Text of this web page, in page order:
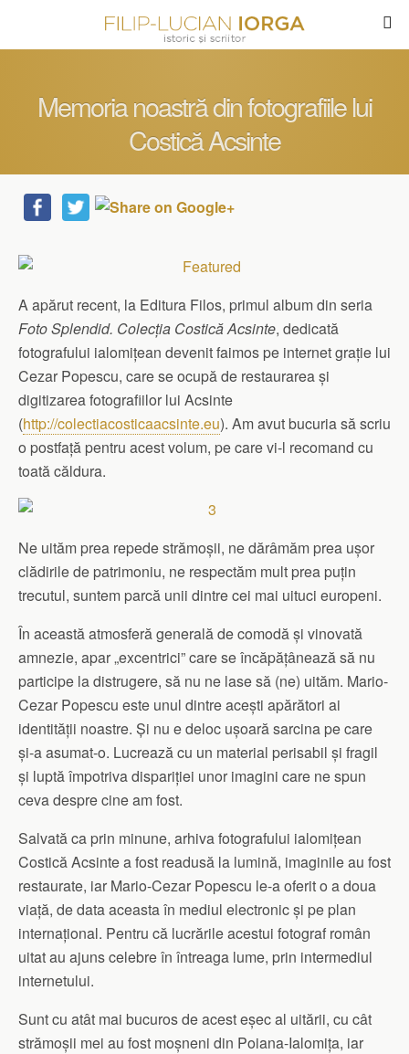
Memoria noastră din fotografiile lui
Costică Acsinte
A apărut recent, la Editura Filos, primul album din seria
Foto Splendid. Colecţia Costică Acsinte, dedicată
fotografului ialomiţean devenit faimos pe internet graţie lui
Cezar Popescu, care se ocupă de restaurarea şi
digitizarea fotografiilor lui Acsinte
(http://colectiacosticaacsinte.eu). Am avut bucuria să scriu
o postfaţă pentru acest volum, pe care vi-l recomand cu
toată căldura.
Ne uităm prea repede strămoşii, ne dărâmăm prea uşor
clădirile de patrimoniu, ne respectăm mult prea puţin
trecutul, suntem parcă unii dintre cei mai uituci europeni.
În această atmosferă generală de comodă şi vinovată
amnezie, apar „excentrici” care se încăpăţânează să nu
participe la distrugere, să nu ne lase să (ne) uităm. Mario-
Cezar Popescu este unul dintre aceşti apărători ai
identităţii noastre. Şi nu e deloc uşoară sarcina pe care
şi-a asumat-o. Lucrează cu un material perisabil şi fragil
şi luptă împotriva dispariţiei unor imagini care ne spun
ceva despre cine am fost.
Salvată ca prin minune, arhiva fotografului ialomiţean
Costică Acsinte a fost readusă la lumină, imaginile au fost
restaurate, iar Mario-Cezar Popescu le-a oferit o a doua
viaţă, de data aceasta în mediul electronic şi pe plan
internaţional. Pentru că lucrările acestui fotograf român
uitat au ajuns celebre în întreaga lume, prin intermediul
internetului.
Sunt cu atât mai bucuros de acest eşec al uitării, cu cât
strămoşii mei au fost moşneni din Poiana-Ialomiţa, iar